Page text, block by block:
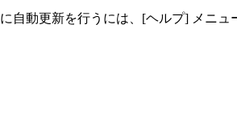
動更新を行うには、[ヘルプ] メニュ